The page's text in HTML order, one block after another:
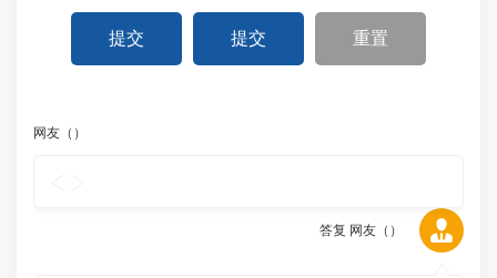
提交 提交 重置
网友（ ）
答复 网友（ ）